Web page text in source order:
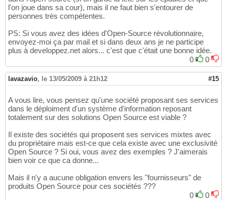
l'on joue dans sa cour), mais il ne faut bien s'entourer de
personnes très compétentes.
PS: Si vous avez des idées d'Open-Source révolutionnaire,
envoyez-moi ça par mail et si dans deux ans je ne participe
plus à developpez.net alors... c'est que c'était une bonne idée.
0
0
lavazavio, le 13/05/2009 à 21h12 #15
A vous lire, vous pensez qu'une société proposant ses services
dans le déploiment d'un système d'information reposant
totalement sur des solutions Open Source est viable ?
Il existe des sociétés qui proposent ses services mixtes avec
du propriétaire mais est-ce que cela existe avec une exclusivité
Open Source ? Si oui, vous avez des exemples ? J'aimerais
bien voir ce que ca donne...
Mais il n'y a aucune obligation envers les "fournisseurs" de
produits Open Source pour ces sociétés ???
0
0